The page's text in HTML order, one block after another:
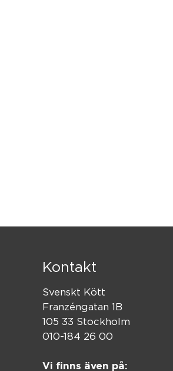
Kontakt
Svenskt Kött
Franzéngatan 1B
105 33 Stockholm
010-184 26 00
Vi finns även på: